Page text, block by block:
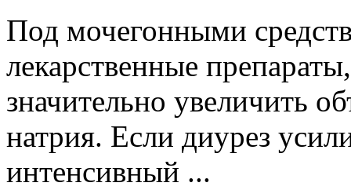
Под мочегонными
лекарственные
значительно увеличить
натрия. Если диурез
интенсивный ...